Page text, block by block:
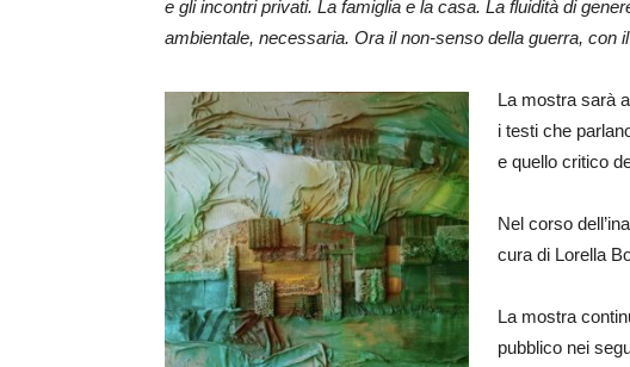
e gli incontri privati. La famiglia e la casa. La fluidità di
ambientale, necessaria. Ora il non-senso della guerra, con
La mostra sarà
i testi che
e quello critico
Nel corso
cura di Lorella
La mostra
pubblico nei